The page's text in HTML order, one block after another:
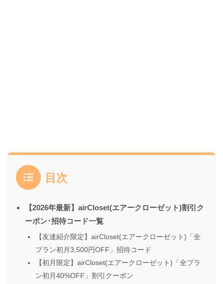
目次
【2026年最新】airCloset(エアークローゼット)割引ク
ーポン･招待コード一覧
【友達紹介限定】airCloset(エアークローゼット)「全
プラン初月3,500円OFF」招待コード
【初月限定】airCloset(エアークローゼット)「全プラ
ン初月40%OFF」割引クーポン